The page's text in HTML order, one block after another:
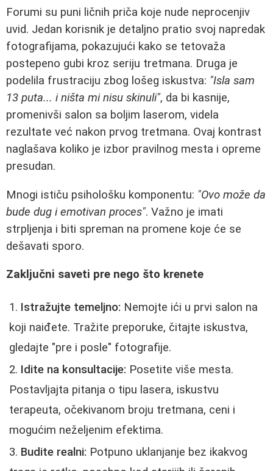
Forumi su puni ličnih priča koje nude neprocenjiv
uvid. Jedan korisnik je detaljno pratio svoj napredak
fotografijama, pokazujući kako se tetovaža
postepeno gubi kroz seriju tretmana. Druga je
podelila frustraciju zbog lošeg iskustva: "Isla sam
13 puta... i ništa mi nisu skinuli", da bi kasnije,
promenivši salon sa boljim laserom, videla
rezultate već nakon prvog tretmana. Ovaj kontrast
naglašava koliko je izbor pravilnog mesta i opreme
presudan.
Mnogi ističu psihološku komponentu: "Ovo može da
bude dug i emotivan proces". Važno je imati
strpljenja i biti spreman na promene koje će se
dešavati sporo.
Zaključni saveti pre nego što krenete
Istražujte temeljno: Nemojte ići u prvi salon na
koji naiđete. Tražite preporuke, čitajte iskustva,
gledajte "pre i posle" fotografije.
Idite na konsultacije: Posetite više mesta.
Postavljajta pitanja o tipu lasera, iskustvu
terapeuta, očekivanom broju tretmana, ceni i
mogućim neželjenim efektima.
Budite realni: Potpuno uklanjanje bez ikakvog